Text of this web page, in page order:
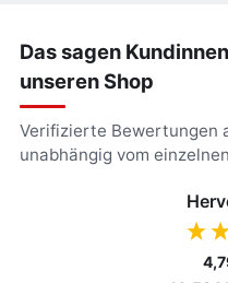
Das sagen
unseren Shop
Verifizierte Bewertungen
unabhängig vom